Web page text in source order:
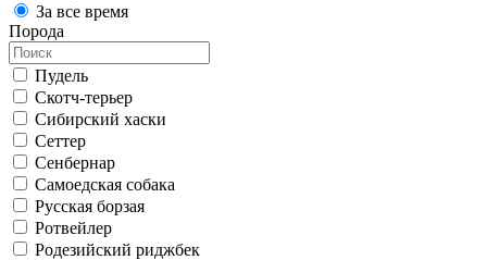
За все время
Порода
Пудель
Скотч-терьер
Сибирский хаски
Сеттер
Сенбернар
Самоедская собака
Русская борзая
Ротвейлер
Родезийский риджбек